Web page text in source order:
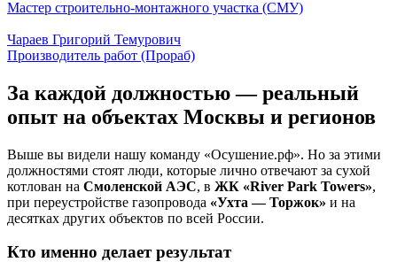
Мастер строительно-монтажного участка (СМУ)
Чараев Григорий Темурович
Производитель работ (Прораб)
За каждой должностью — реальный
опыт на объектах Москвы и регионов
Выше вы видели нашу команду «Осушение.рф». Но за этими
должностями стоят люди, которые лично отвечают за сухой
котлован на Смоленской АЭС, в ЖК «River Park Towers»,
при переустройстве газопровода «Ухта — Торжок» и на
десятках других объектов по всей России.
Кто именно делает результат